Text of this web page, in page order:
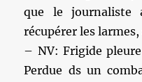
que le
récupérer les larmes,
– NV: Frigide
Perdue ds un